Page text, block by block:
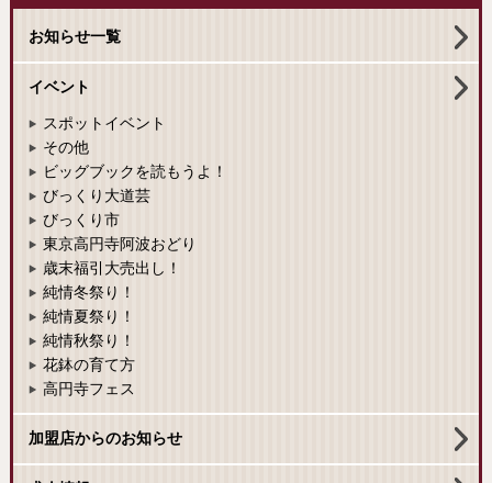
お知らせ一覧
イベント
スポットイベント
その他
ビッグブックを読もうよ！
びっくり大道芸
びっくり市
東京高円寺阿波おどり
歳末福引大売出し！
純情冬祭り！
純情夏祭り！
純情秋祭り！
花鉢の育て方
高円寺フェス
加盟店からのお知らせ